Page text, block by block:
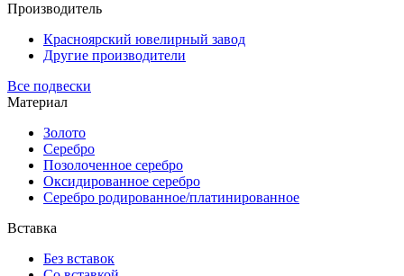
Производитель
Красноярский ювелирный завод
Другие производители
Все подвески
Материал
Золото
Серебро
Позолоченное серебро
Оксидированное серебро
Серебро родированное/платинированное
Вставка
Без вставок